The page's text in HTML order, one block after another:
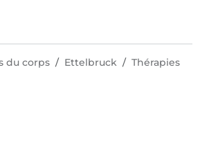
du corps Ettelbruck Thérapies